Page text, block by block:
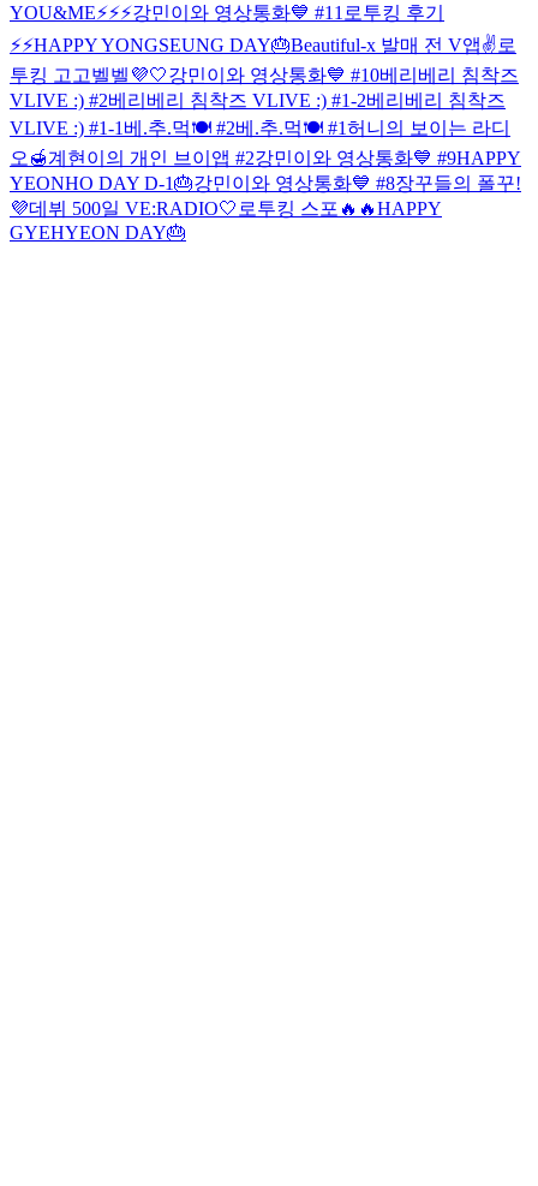
YOU&ME⚡️⚡️⚡️강민이와 영상통화💙 #11 로투킹 후기
⚡️⚡️HAPPY YONGSEUNG DAY🎂Beautiful-x 발매 전 V앱✌️로
투킹 고고벨벨💜🤍강민이와 영상통화💙 #10베리베리 침착즈
VLIVE :) #2베리베리 침착즈 VLIVE :) #1-2베리베리 침착즈
VLIVE :) #1-1 베.추.먹🍽 #2베.추.먹🍽 #1허니의 보이는 라디
오🍯계현이의 개인 브이앱 #2강민이와 영상통화💙 #9HAPPY
YEONHO DAY D-1🎂강민이와 영상통화💙 #8장꾸들의 폴꾸!
💜데뷔 500일 VE:RADIO🤍 로투킹 스포🔥🔥HAPPY
GYEHYEON DAY🎂